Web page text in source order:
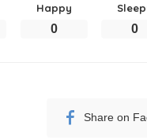
Happy
0 0
Share on